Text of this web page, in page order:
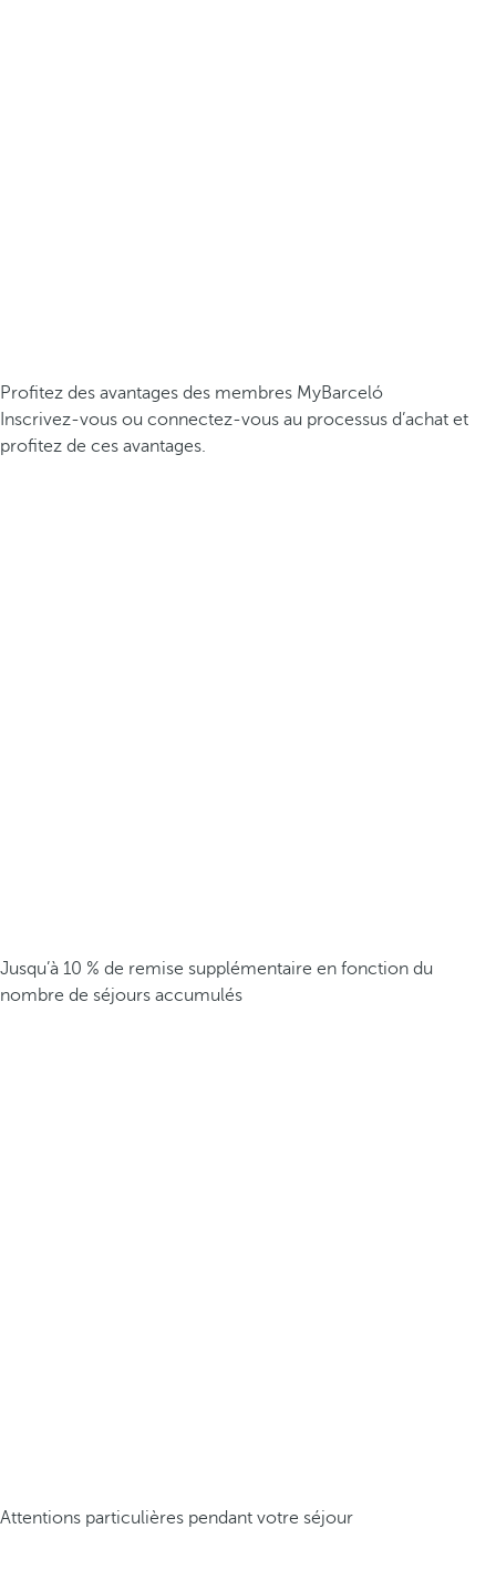
Profitez des avantages des membres MyBarceló
Inscrivez-vous ou connectez-vous au processus d’achat et
profitez de ces avantages.
Jusqu’à 10 % de remise supplémentaire en fonction du
nombre de séjours accumulés
Attentions particulières pendant votre séjour